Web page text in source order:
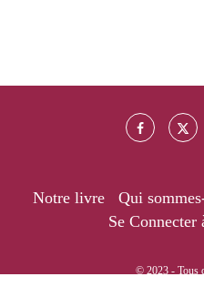
Notre livre Qui
Se Connecter
© 2023 - Tous